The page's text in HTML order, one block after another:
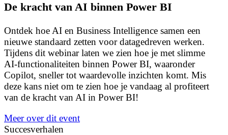
De kracht van AI binnen Power BI
Ontdek hoe AI en Business Intelligence samen een
nieuwe standaard zetten voor datagedreven werken.
Tijdens dit webinar laten we zien hoe je met slimme
AI‑functionaliteiten binnen Power BI, waaronder
Copilot, sneller tot waardevolle inzichten komt. Mis
deze kans niet om te zien hoe je vandaag al profiteert
van de kracht van AI in Power BI!
Meer over dit event
Succesverhalen